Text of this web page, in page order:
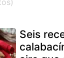
Seis